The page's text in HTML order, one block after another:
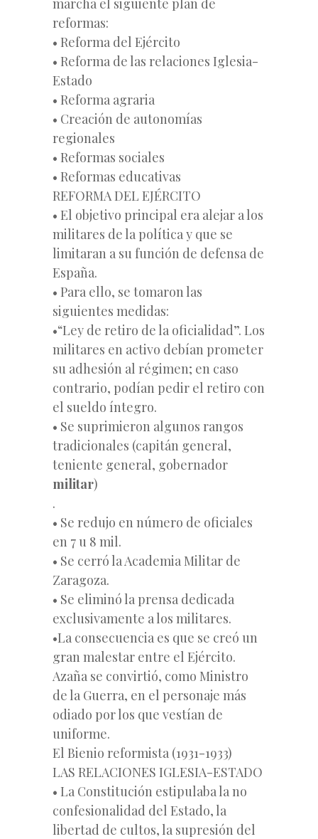
marcha el siguiente plan de
reformas:
• Reforma del Ejército
• Reforma de las relaciones Iglesia-
Estado
• Reforma agraria
• Creación de autonomías
regionales
• Reformas sociales
• Reformas educativas
REFORMA DEL EJÉRCITO
• El objetivo principal era alejar a los
militares de la política y que se
limitaran a su función de defensa de
España.
• Para ello, se tomaron las
siguientes medidas:
•“Ley de retiro de la oficialidad”. Los
militares en activo debían prometer
su adhesión al régimen; en caso
contrario, podían pedir el retiro con
el sueldo íntegro.
• Se suprimieron algunos rangos
tradicionales (capitán general,
teniente general, gobernador
militar)
.
• Se redujo en número de oficiales
en 7 u 8 mil.
• Se cerró la Academia Militar de
Zaragoza.
• Se eliminó la prensa dedicada
exclusivamente a los militares.
•La consecuencia es que se creó un
gran malestar entre el Ejército.
Azaña se convirtió, como Ministro
de la Guerra, en el personaje más
odiado por los que vestían de
uniforme.
El Bienio reformista (1931-1933)
LAS RELACIONES IGLESIA-ESTADO
• La Constitución estipulaba la no
confesionalidad del Estado, la
libertad de cultos, la supresión del